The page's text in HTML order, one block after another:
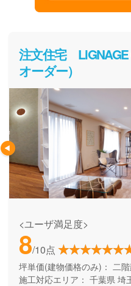
注文住宅 LiGNAGE
オーダー）
<ユーザ満足度>
8/10点
坪単価(建物価格のみ)： 二
施工対応エリア： 千葉県 埼